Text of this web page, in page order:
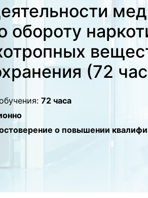
обороту
(72
72 часа
о повышении